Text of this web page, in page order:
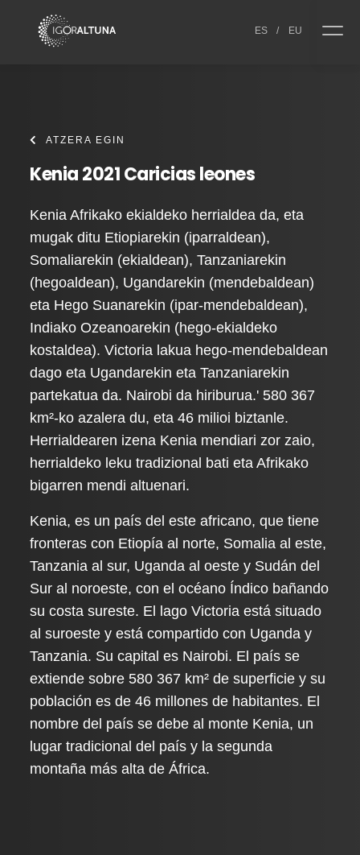
ES / EU
ATZERA EGIN
Kenia 2021 Caricias leones
Kenia Afrikako ekialdeko herrialdea da, eta
mugak ditu Etiopiarekin (iparraldean),
Somaliarekin (ekialdean), Tanzaniarekin
(hegoaldean), Ugandarekin (mendebaldean)
eta Hego Suanarekin (ipar-mendebaldean),
Indiako Ozeanoarekin (hego-ekialdeko
kostaldea). Victoria lakua hego-mendebaldean
dago eta Ugandarekin eta Tanzaniarekin
partekatua da. Nairobi da hiriburua.' 580 367
km²-ko azalera du, eta 46 milioi biztanle.
Herrialdearen izena Kenia mendiari zor zaio,
herrialdeko leku tradizional bati eta Afrikako
bigarren mendi altuenari.
Kenia, es un país del este africano, que tiene
fronteras con Etiopía al norte, Somalia al este,
Tanzania al sur, Uganda al oeste y Sudán del
Sur al noroeste, con el océano Índico bañando
su costa sureste. El lago Victoria está situado
al suroeste y está compartido con Uganda y
Tanzania. Su capital es Nairobi. El país se
extiende sobre 580 367 km² de superficie y su
población es de 46 millones de habitantes. El
nombre del país se debe al monte Kenia, un
lugar tradicional del país y la segunda
montaña más alta de África.